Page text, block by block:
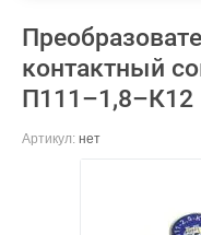
контактный
П111–1,8–К12
Артикул: нет